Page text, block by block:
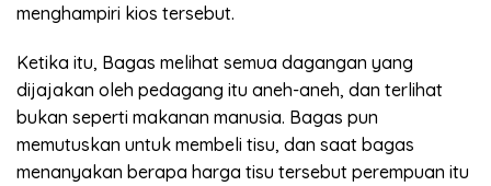
menghampiri kios tersebut.
Ketika itu, Bagas melihat semua dagangan yang
dijajakan oleh pedagang itu aneh-aneh, dan terlihat
bukan seperti makanan manusia. Bagas pun
memutuskan untuk membeli tisu, dan saat bagas
menanyakan berapa harga tisu tersebut perempuan itu